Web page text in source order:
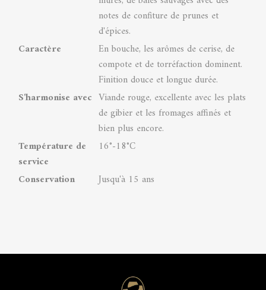
notes de confiture de prunes et
d'épices.
Caractère
En bouche, les arômes de cerise, de
compote et de torréfaction dominent.
Finition douce et longue durée.
S'harmonise avec Viande rouge, excellente avec les plats
de gibier et les fromages affinés et
bien plus encore.
Température de
service
16°-18°C
Conservation
Jusqu'à 15 ans